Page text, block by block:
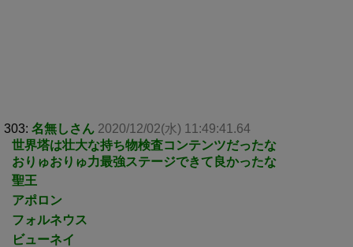
303: 名無しさん 2020/12/02(水) 11:49:41.64
世界塔は壮大な持ち物検査コンテンツだったな
おりゅおりゅ力最強ステージできて良かったな
聖王
アポロン
フォルネウス
ビューネイ